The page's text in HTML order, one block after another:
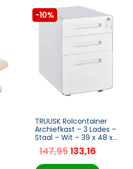
-10%
TRUUSK Rolcontainer
Archiefkast – 3 Lades –
Staal – Wit – 39 x 48 x
59 cm –
Kantooropbergdoos
147,95133,16